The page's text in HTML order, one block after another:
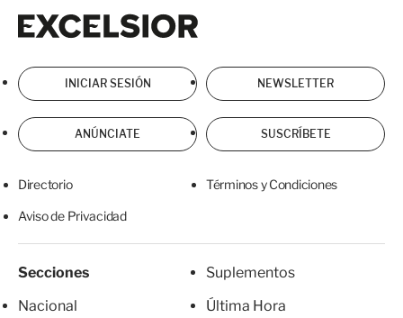
INICIAR SESIÓN NEWSLETTER
ANÚNCIATE SUSCRÍBETE
Directorio Términos y Condiciones
Aviso de Privacidad
Secciones
Nacional
Suplementos
Última Hora